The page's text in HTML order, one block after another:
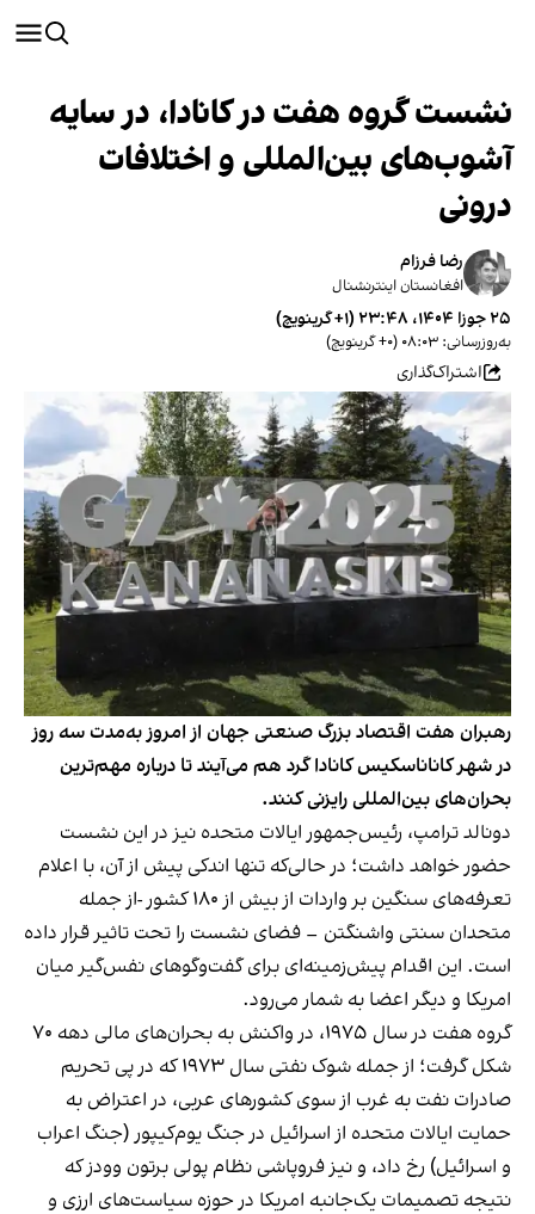
نشست گروه هفت در کانادا، در سایه
آشوب‌های بین‌المللی و اختلافات
درونی
رضا فرزام
افغانستان اینترنشنال
۲۵ جوزا ۱۴۰۴، ۲۳:۴۸ (‎+۱ گرینویچ)
به‌روزرسانی: ۰۸:۰۳ (‎+۰ گرینویچ)
اشتراک‌گذاری
رهبران هفت اقتصاد بزرگ صنعتی جهان از امروز به‌مدت سه روز
در شهر کاناناسکیس کانادا گرد هم می‌آیند تا درباره مهم‌ترین
بحران‌های بین‌المللی رایزنی کنند.
دونالد ترامپ، رئیس‌جمهور ایالات متحده نیز در این نشست
حضور خواهد داشت؛ در حالی‌که تنها اندکی پیش از آن، با اعلام
تعرفه‌های سنگین بر واردات از بیش از ۱۸۰ کشور -از جمله
متحدان سنتی واشنگتن – فضای نشست را تحت تاثیر قرار داده
است. این اقدام پیش‌زمینه‌ای برای گفت‌وگوهای نفس‌گیر میان
امریکا و دیگر اعضا به شمار می‌رود.
گروه هفت در سال ۱۹۷۵، در واکنش به بحران‌های مالی دهه ۷۰
شکل گرفت؛ از جمله شوک نفتی سال ۱۹۷۳ که در پی تحریم
صادرات نفت به غرب از سوی کشورهای عربی، در اعتراض به
حمایت ایالات متحده از اسرائیل در جنگ یوم‌کیپور (جنگ اعراب
و اسرائیل) رخ داد، و نیز فروپاشی نظام پولی برتون وودز که
نتیجه تصمیمات یک‌جانبه امریکا در حوزه سیاست‌های ارزی و